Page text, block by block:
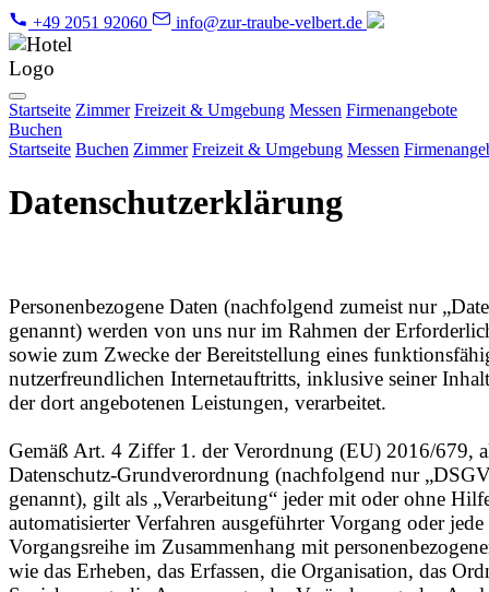
+49 2051 92060 info@zur-traube-velbert.de
Startseite Zimmer Freizeit & Umgebung Messen Firmenangebote
Buchen
Startseite Buchen Zimmer Freizeit & Umgebung Messen
Datenschutzerklärung
Personenbezogene Daten (nachfolgend zumeist nur
genannt) werden von uns nur im Rahmen der
sowie zum Zwecke der Bereitstellung eines
nutzerfreundlichen Internetauftritts, inklusive seiner
der dort angebotenen Leistungen, verarbeitet.
Gemäß Art. 4 Ziffer 1. der Verordnung (EU) 2016/679,
Datenschutz-Grundverordnung (nachfolgend nur
genannt), gilt als „Verarbeitung“ jeder mit oder ohne
automatisierter Verfahren ausgeführter Vorgang oder jede
Vorgangsreihe im Zusammenhang mit
wie das Erheben, das Erfassen, die Organisation, das